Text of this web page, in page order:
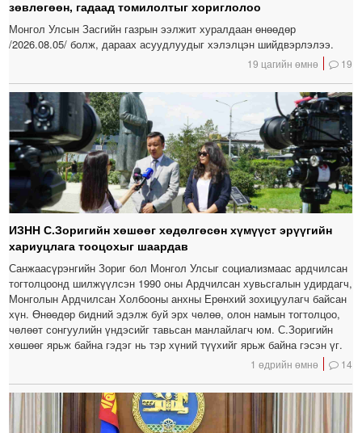
зөвлөгөөн, гадаад томилолтыг хориглолоо
Монгол Улсын Засгийн газрын ээлжит хуралдаан өнөөдөр
/2026.08.05/ болж, дараах асуудлуудыг хэлэлцэн шийдвэрлэлээ.
19 цагийн өмнө 19
ИЗНН С.Зоригийн хөшөөг хөдөлгөсөн хүмүүст эрүүгийн
хариуцлага тооцохыг шаардав
Санжаасүрэнгийн Зориг бол Монгол Улсыг социализмаас ардчилсан
тогтолцоонд шилжүүлсэн 1990 оны Ардчилсан хувьсгалын удирдагч,
Монголын Ардчилсан Холбооны анхны Ерөнхий зохицуулагч байсан
хүн. Өнөөдөр бидний эдэлж буй эрх чөлөө, олон намын тогтолцоо,
чөлөөт сонгуулийн үндэсийг тавьсан манлайлагч юм. С.Зоригийн
хөшөөг ярьж байна гэдэг нь тэр хүний түүхийг ярьж байна гэсэн үг.
1 өдрийн өмнө 14